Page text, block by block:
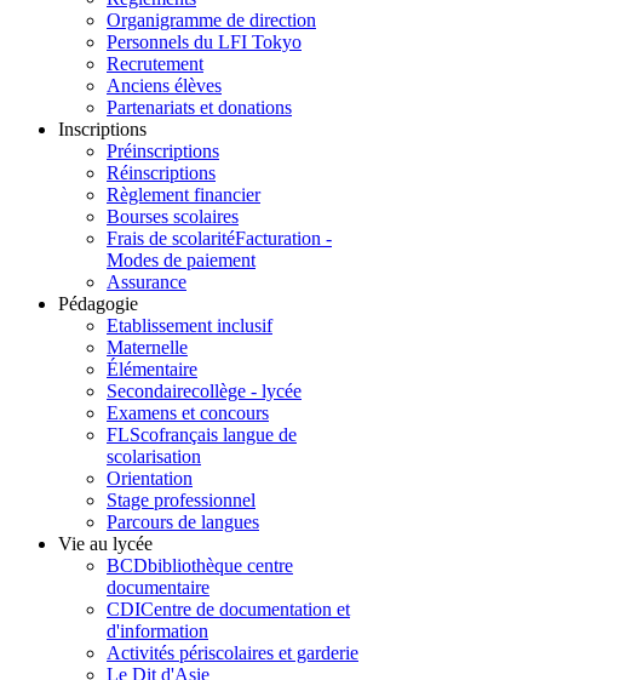
Organigramme de direction
Personnels du LFI Tokyo
Recrutement
Anciens élèves
Partenariats et donations
Inscriptions
Préinscriptions
Réinscriptions
Règlement financier
Bourses scolaires
Frais de scolaritéFacturation -
Modes de paiement
Assurance
Pédagogie
Etablissement inclusif
Maternelle
Élémentaire
Secondairecollège - lycée
Examens et concours
FLScofrançais langue de
scolarisation
Orientation
Stage professionnel
Parcours de langues
Vie au lycée
BCDbibliothèque centre
documentaire
CDICentre de documentation et
d'information
Activités périscolaires et garderie
Le Dit d'Asie